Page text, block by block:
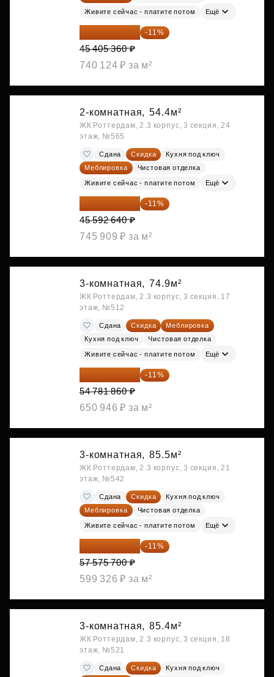
Живите сейчас - платите потом Ещё
40 410 770 ₽ -11%
45 405 360 ₽
740 124 ₽ за м²
2-комнатная, 54.4м²
ЖК Роттердам, 2.3 корпус, 3 секция, 24
этаж, №565
Сдана Скидка
Кухня под ключ
Меблировка
Чистовая отделка
Живите сейчас - платите потом Ещё
40 577 450 ₽ -11%
45 592 640 ₽
745 909 ₽ за м²
3-комнатная, 74.9м²
ЖК Роттердам, 2.3 корпус, 3 секция, 17
этаж, №512
Сдана Скидка
Меблировка
Кухня под ключ
Чистовая отделка
Живите сейчас - платите потом Ещё
48 755 855 ₽ -11%
54 781 860 ₽
650 946 ₽ за м²
3-комнатная, 85.5м²
ЖК Роттердам, 2.3 корпус, 3 секция, 21
этаж, №542
Сдана Скидка
Кухня под ключ
Меблировка
Чистовая отделка
Живите сейчас - платите потом Ещё
51 242 373 ₽ -11%
57 575 700 ₽
599 326 ₽ за м²
3-комнатная, 85.4м²
ЖК Роттердам, 2.3 корпус, 3 секция, 18
этаж, №521
Сдана Скидка
Кухня под ключ